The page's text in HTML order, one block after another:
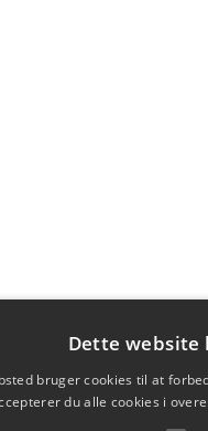
Dette website
bruger cookies til at
du alle cookies i